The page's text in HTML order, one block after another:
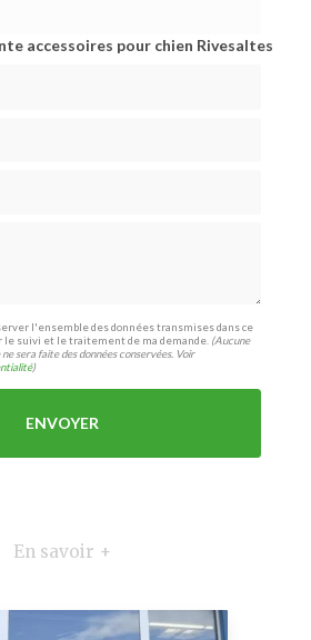
accessoires pour chien Rivesaltes
l'ensemble des données transmises dans ce
suivi et le traitement de ma demande. (Aucune
sera faite des données conservées. Voir
)
En savoir +